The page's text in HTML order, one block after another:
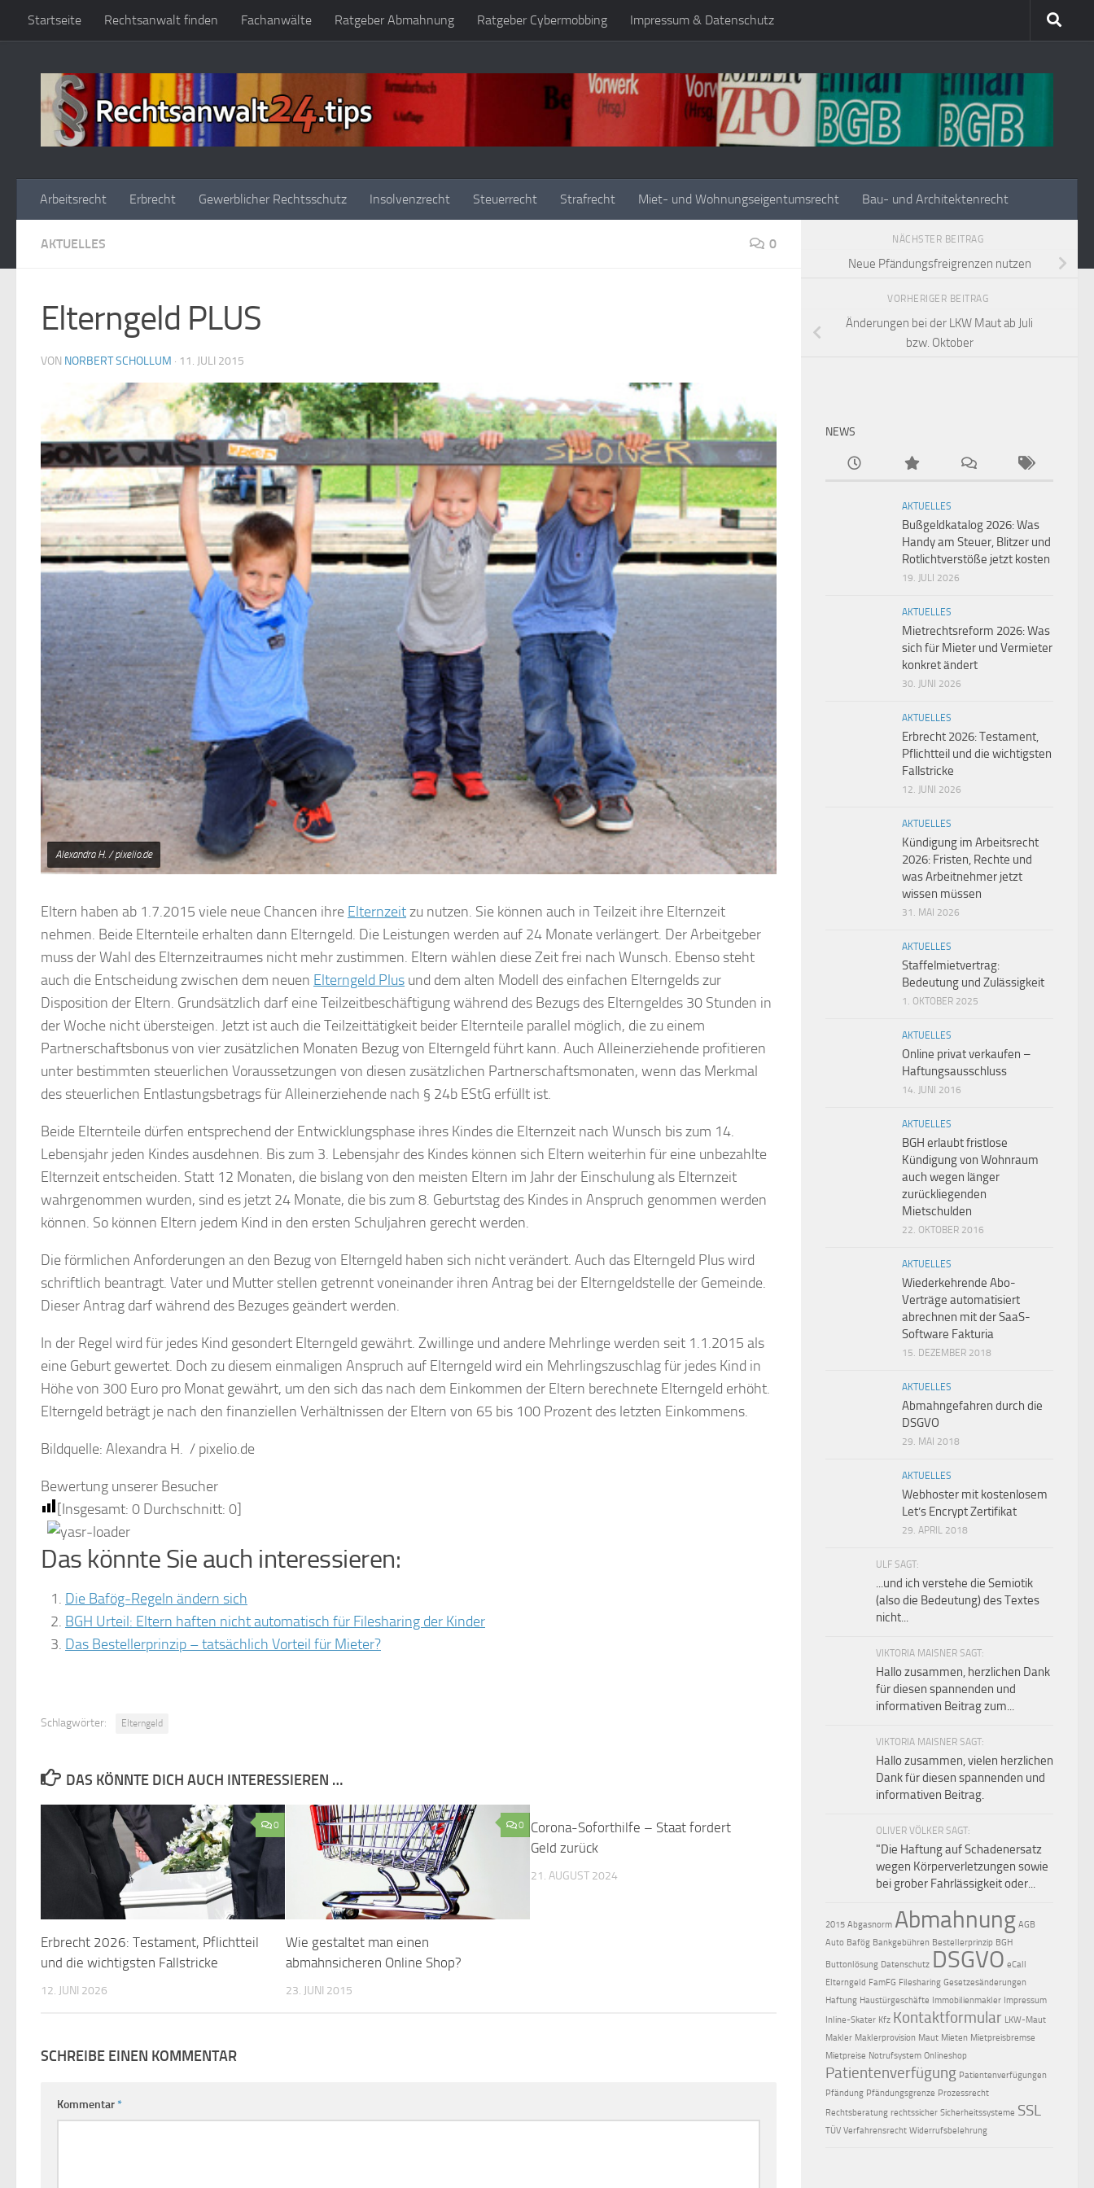
Zum Inhalt springen
Startseite Rechtsanwalt finden Fachanwälte Ratgeber Abmahnung Ratgeber Cybermobbing Impressum & Datenschutz
Arbeitsrecht Erbrecht Gewerblicher Rechtsschutz Insolvenzrecht Steuerrecht Strafrecht Miet- und Wohnungseigentumsrecht Bau- und Architektenrecht
AKTUELLES 0
Elterngeld PLUS
VON NORBERT SCHOLLUM · 11. JULI 2015
Alexandra H. / pixelio.de
Eltern haben ab 1.7.2015 viele neue Chancen ihre Elternzeitzu nutzen. Sie können auch in Teilzeit ihre Elternzeit
nehmen. Beide Elternteile erhalten dann Elterngeld. Die Leistungen werden auf 24 Monate verlängert. Der Arbeitgeber
muss der Wahl des Elternzeitraumes nicht mehr zustimmen. Eltern wählen diese Zeit frei nach Wunsch. Ebenso steht
auch die Entscheidung zwischen dem neuen Elterngeld Plus und dem alten Modell des einfachen Elterngelds zur
Disposition der Eltern. Grundsätzlich darf eine Teilzeitbeschäftigung während des Bezugs des Elterngeldes 30 Stunden in
der Woche nicht übersteigen. Jetzt ist auch die Teilzeittätigkeit beider Elternteile parallel möglich, die zu einem
Partnerschaftsbonus von vier zusätzlichen Monaten Bezug von Elterngeld führt kann. Auch Alleinerziehende profitieren
unter bestimmten steuerlichen Voraussetzungen von diesen zusätzlichen Partnerschaftsmonaten, wenn das Merkmal
des steuerlichen Entlastungsbetrags für Alleinerziehende nach § 24b EStG erfüllt ist.
Beide Elternteile dürfen entsprechend der Entwicklungsphase ihres Kindes die Elternzeit nach Wunsch bis zum 14.
Lebensjahr jeden Kindes ausdehnen. Bis zum 3. Lebensjahr des Kindes können sich Eltern weiterhin für eine unbezahlte
Elternzeit entscheiden. Statt 12 Monaten, die bislang von den meisten Eltern im Jahr der Einschulung als Elternzeit
wahrgenommen wurden, sind es jetzt 24 Monate, die bis zum 8. Geburtstag des Kindes in Anspruch genommen werden
können. So können Eltern jedem Kind in den ersten Schuljahren gerecht werden.
Die förmlichen Anforderungen an den Bezug von Elterngeld haben sich nicht verändert. Auch das Elterngeld Plus wird
schriftlich beantragt. Vater und Mutter stellen getrennt voneinander ihren Antrag bei der Elterngeldstelle der Gemeinde.
Dieser Antrag darf während des Bezuges geändert werden.
In der Regel wird für jedes Kind gesondert Elterngeld gewährt. Zwillinge und andere Mehrlinge werden seit 1.1.2015 als
eine Geburt gewertet. Doch zu diesem einmaligen Anspruch auf Elterngeld wird ein Mehrlingszuschlag für jedes Kind in
Höhe von 300 Euro pro Monat gewährt, um den sich das nach dem Einkommen der Eltern berechnete Elterngeld erhöht.
Elterngeld beträgt je nach den finanziellen Verhältnissen der Eltern von 65 bis 100 Prozent des letzten Einkommens.
Bildquelle: Alexandra H. / pixelio.de
Bewertung unserer Besucher
[Insgesamt: 0 Durchschnitt: 0]
Das könnte Sie auch interessieren:
Die Bafög-Regeln ändern sich
BGH Urteil: Eltern haften nicht automatisch für Filesharing der Kinder
Das Bestellerprinzip – tatsächlich Vorteil für Mieter?
Schlagwörter: Elterngeld
DAS KÖNNTE DICH AUCH INTERESSIEREN …
0
Erbrecht 2026: Testament, Pflichtteil
und die wichtigsten Fallstricke
12. JUNI 2026
0
Wie gestaltet man einen
abmahnsicheren Online Shop?
23. JUNI 2015
Corona-Soforthilfe – Staat fordert
Geld zurück
21. AUGUST 2024
SCHREIBE EINEN KOMMENTAR
Kommentar*
NÄCHSTER BEITRAG
Neue Pfändungsfreigrenzen nutzen
VORHERIGER BEITRAG
Änderungen bei der LKW Maut ab Juli
bzw. Oktober
NEWS
AKTUELLES
Bußgeldkatalog 2026: Was
Handy am Steuer, Blitzer und
Rotlichtverstöße jetzt kosten
19. JULI 2026
AKTUELLES
Mietrechtsreform 2026: Was
sich für Mieter und Vermieter
konkret ändert
30. JUNI 2026
AKTUELLES
Erbrecht 2026: Testament,
Pflichtteil und die wichtigsten
Fallstricke
12. JUNI 2026
AKTUELLES
Kündigung im Arbeitsrecht
2026: Fristen, Rechte und
was Arbeitnehmer jetzt
wissen müssen
31. MAI 2026
AKTUELLES
Staffelmietvertrag:
Bedeutung und Zulässigkeit
1. OKTOBER 2025
AKTUELLES
Online privat verkaufen –
Haftungsausschluss
14. JUNI 2016
AKTUELLES
BGH erlaubt fristlose
Kündigung von Wohnraum
auch wegen länger
zurückliegenden
Mietschulden
22. OKTOBER 2016
AKTUELLES
Wiederkehrende Abo-
Verträge automatisiert
abrechnen mit der SaaS-
Software Fakturia
15. DEZEMBER 2018
AKTUELLES
Abmahngefahren durch die
DSGVO
29. MAI 2018
AKTUELLES
Webhoster mit kostenlosem
Let’s Encrypt Zertifikat
29. APRIL 2018
ULF SAGT:
...und ich verstehe die Semiotik
(also die Bedeutung) des Textes
nicht...
VIKTORIA MAISNER SAGT:
Hallo zusammen, herzlichen Dank
für diesen spannenden und
informativen Beitrag zum...
VIKTORIA MAISNER SAGT:
Hallo zusammen, vielen herzlichen
Dank für diesen spannenden und
informativen Beitrag.
OLIVER VÖLKER SAGT:
"Die Haftung auf Schaden­ersatz
wegen Körperverletzungen sowie
bei grober Fahr­lässig­keit oder...
2015 Abgasnorm Abmahnung AGB
Auto Bafög Bankgebühren Bestellerprinzip BGH
Buttonlösung Datenschutz DSGVO eCall
Elterngeld FamFG Filesharing Gesetzesänderungen
Haftung Haustürgeschäfte Immobilienmakler Impressum
Inline-Skater Kfz Kontaktformular LKW-Maut
Makler Maklerprovision Maut Mieten Mietpreisbremse
Mietpreise Notrufsystem Onlineshop
Patientenverfügung Patientenverfügungen
Pfändung Pfändungsgrenze Prozessrecht
Rechtsberatung rechtssicher Sicherheitssysteme SSL
TÜV Verfahrensrecht Widerrufsbelehrung